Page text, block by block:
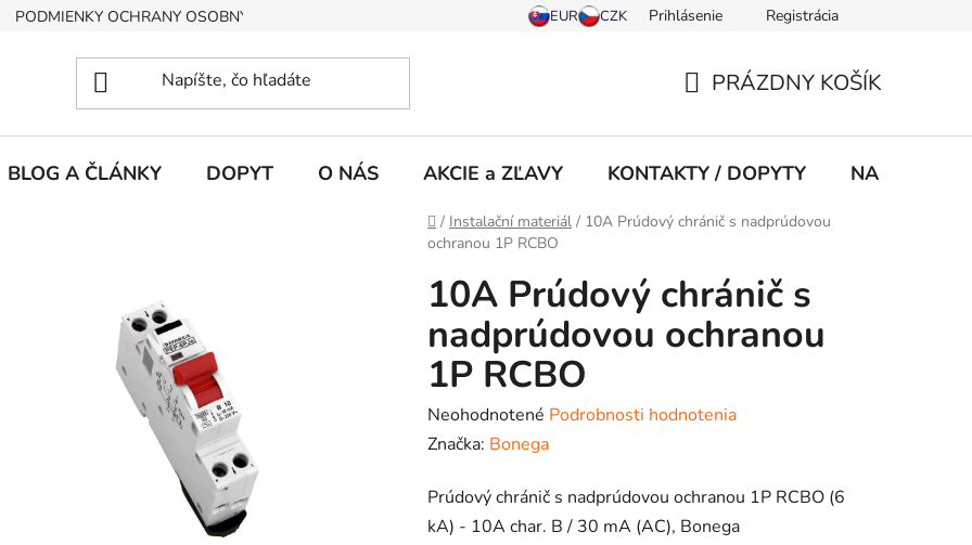
PODMIENKY OCHRANY OSOBNÝCH ÚDAJOV Prihlásenie Registrácia
KOŠÍK
PRÁZDNY KOŠÍK
BLOG A ČLÁNKY DOPYT O NÁS AKCIE a ZĽAVY KONTAKTY / DOPYTY NA
Domov
/ Instalační materiál / 10A Prúdový chránič s nadprúdovou
ochranou 1P RCBO
10A Prúdový chránič s
nadprúdovou ochranou
1P RCBO
Priemerné
hodnotenie
je
0,0
Neohodnotené Podrobnosti hodnotenia
Značka: Bonega
Prúdový chránič s nadprúdovou ochranou 1P RCBO (6
kA) - 10A char. B / 30 mA (AC), Bonega